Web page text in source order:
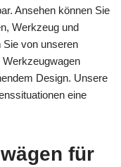
Ansehen können Sie
Werkzeug und
von unseren
Design. Unsere
eine
für